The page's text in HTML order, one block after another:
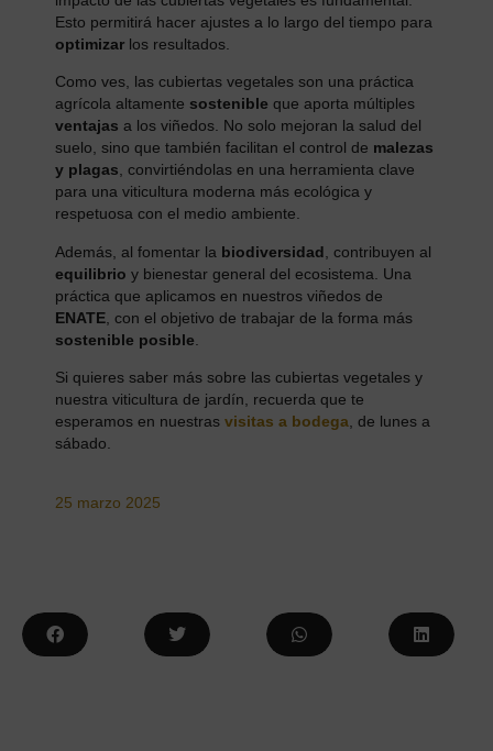
Esto permitirá hacer ajustes a lo largo del tiempo para
optimizar los resultados.
Como ves, las cubiertas vegetales son una práctica
agrícola altamente sostenible que aporta múltiples
ventajas a los viñedos. No solo mejoran la salud del
suelo, sino que también facilitan el control de malezas
y plagas , convirtiéndolas en una herramienta clave
para una viticultura moderna más ecológica y
respetuosa con el medio ambiente.
Además, al fomentar la biodiversidad , contribuyen al
equilibrio y bienestar general del ecosistema. Una
práctica que aplicamos en nuestros viñedos de
ENATE , con el objetivo de trabajar de la forma más
sostenible posible
Si quieres saber más sobre las cubiertas vegetales y
nuestra viticultura de jardín, recuerda que te
esperamos en nuestras visitas a bodega , de lunes a
sábado.
25 marzo 2025